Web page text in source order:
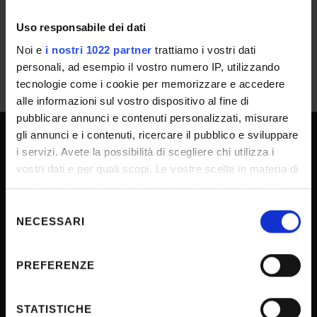
Uso responsabile dei dati
Noi e i nostri 1022 partner trattiamo i vostri dati
personali, ad esempio il vostro numero IP, utilizzando
tecnologie come i cookie per memorizzare e accedere
alle informazioni sul vostro dispositivo al fine di
pubblicare annunci e contenuti personalizzati, misurare
gli annunci e i contenuti, ricercare il pubblico e sviluppare
i servizi. Avete la possibilità di scegliere chi utilizza i
vostri dati e per quali scopi. Le vostre scelte in materia di
privacy sono applicabili solo su questa proprietà digitale
modificare o revocare il proprio consenso in qualsiasi
momento dalla Dichiarazione sui cookie o facendo clic
raccogliere informazioni sulla tua posizione
delNECESSARI
PREFERENZE
STATISTICHE
UNIVERSITY SERVICES
Notifications